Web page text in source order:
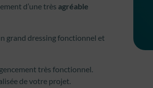
d’une très agréable
grand dressing fonctionnel et
très fonctionnel.
de votre projet.